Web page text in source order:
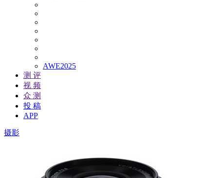
AWE2025
测 评
视 频
众 测
投 稿
APP
摄影